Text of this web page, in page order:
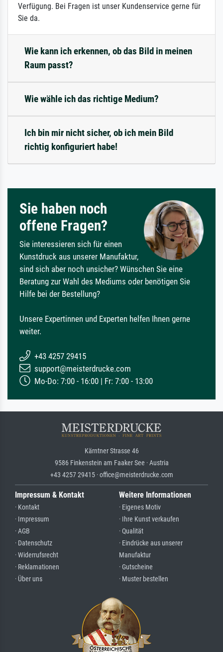
Verfügung. Bei Fragen ist unser Kundenservice gerne für
Sie da.
Wie kann ich erkennen, ob das Bild in meinen
Raum passt?
Wie wähle ich das richtige Medium?
Ich bin mir nicht sicher, ob ich mein Bild
richtig konfiguriert habe!
Sie haben noch
offene Fragen?
Sie interessieren sich für einen
Kunstdruck aus unserer Manufaktur,
sind sich aber noch unsicher? Wünschen Sie eine
Beratung zur Wahl des Mediums oder benötigen Sie
Hilfe bei der Bestellung?
Unsere Expertinnen und Experten helfen Ihnen gerne
weiter.
+43 4257 29415
support@meisterdrucke.com
Mo-Do: 7:00 - 16:00 | Fr: 7:00 - 13:00
Kärntner Strasse 46
9586 Finkenstein am Faaker See · Austria
+43 4257 29415 · office@meisterdrucke.com
Impressum & Kontakt
· Kontakt
· Impressum
· AGB
· Datenschutz
· Widerrufsrecht
· Reklamationen
· Über uns
Weitere Informationen
· Eigenes Motiv
· Ihre Kunst verkaufen
· Qualität
· Eindrücke aus unserer
Manufaktur
· Gutscheine
· Muster bestellen